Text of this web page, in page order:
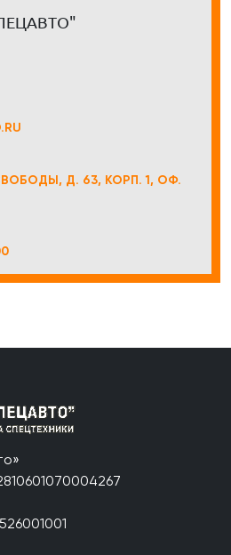
Д. 63, КОРП. 1, ОФ.